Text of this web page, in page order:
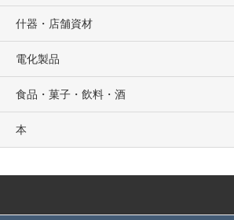
什器・店舗資材
電化製品
食品・菓子・飲料・酒
本